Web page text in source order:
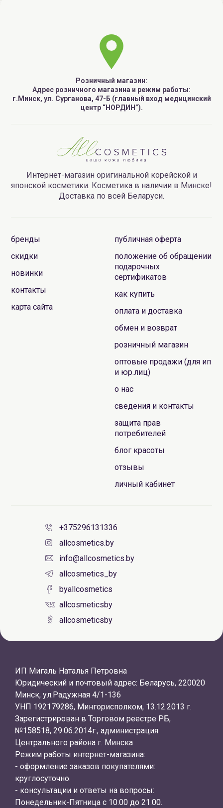
Розничный магазин:
Адрес розничного магазина и режим работы:
г.Минск, ул. Сурганова, 47-Б (главный вход медицинский
центр “НОРДИН”).
Интернет-магазин оригинальной корейской и
японской косметики. Косметика в наличии в Минске!
Доставка по всей Беларуси.
бренды
скидки
новинки
контакты
карта сайта
публичная оферта
положение об обращении
подарочных
сертификатов
как купить
оплата и доставка
обмен и возврат
розничный магазин
оптовые продажи (для ип
и юр.лиц)
о нас
сведения и контакты
защита прав
потребителей
блог красоты
отзывы
личный кабинет
+375296131336
allcosmetics.by
info@allcosmetics.by
allcosmetics_by
byallcosmetics
allcosmeticsby
allcosmeticsby
ИП Мигаль Наталья Петровна
Юридический и почтовый адрес: Беларусь, 220020
Минск, ул.Радужная 4/1-136
УНП 192179286, Мингорисполком, 13.12.2013 г.
Зарегистрирован в Торговом реестре РБ,
№158518, 29.06.2014г., администрация
Центрального района г. Минска
Режим работы интернет-магазина:
- оформление заказов покупателями:
круглосуточно.
- консультации и ответы на вопросы:
Понедельник-Пятница с 10.00 до 21.00.